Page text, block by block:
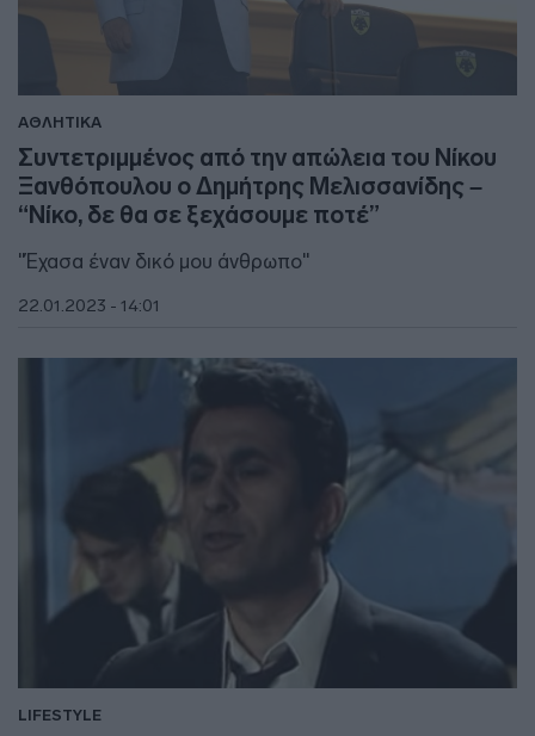
ΑΘΛΗΤΙΚΑ
Συντετριμμένος από την απώλεια του Νίκου
Ξανθόπουλου ο Δημήτρης Μελισσανίδης –
“Νίκο, δε θα σε ξεχάσουμε ποτέ”
"Έχασα έναν δικό μου άνθρωπο"
22.01.2023 - 14:01
LIFESTYLE